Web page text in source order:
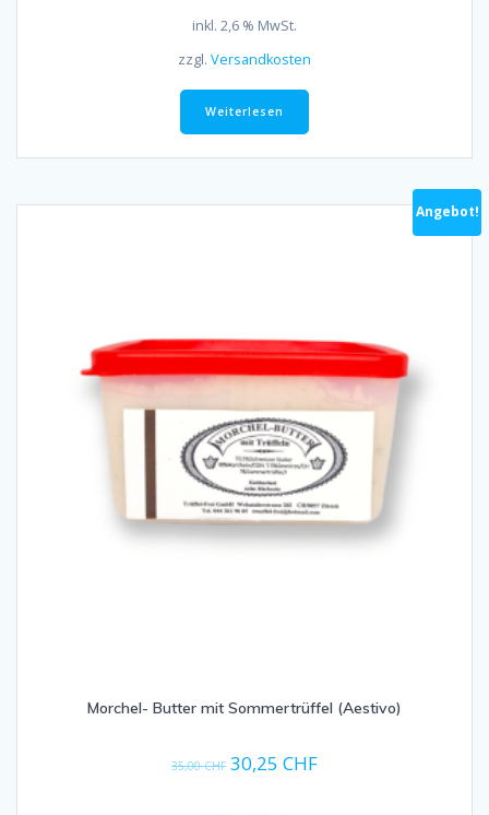
45,00 CHF
inkl. 2,6 % MwSt.
zzgl. Versandkosten
Weiterlesen
Angebot!
Morchel- Butter mit Sommertrüffel (Aestivo)
35,00CHF Ursprünglicher
30,25 CHFAktueller